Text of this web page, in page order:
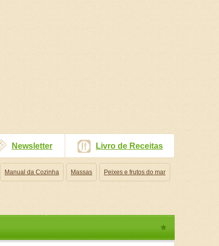
Newsletter Livro de Receitas
Manual da Cozinha Massas Peixes e frutos do mar